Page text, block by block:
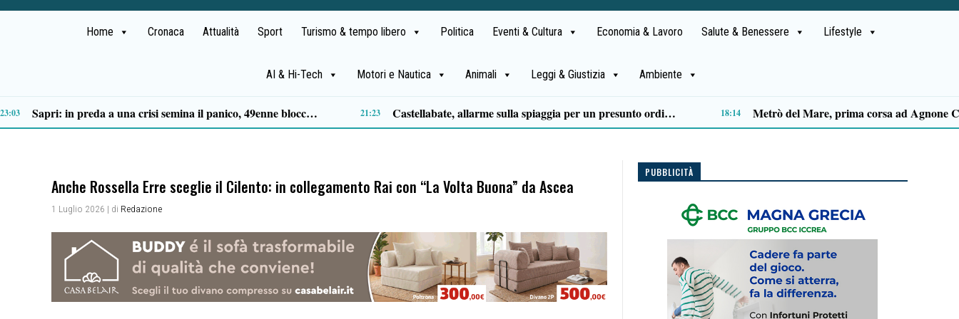
Home Cronaca Attualità Sport Turismo & tempo libero Politica Eventi & Cultura Economia & Lavoro Salute & Benessere Lifestyle
AI & Hi-Tech Motori e Nautica Animali Leggi & Giustizia Ambiente
Tortorella celebra la Fiera di San Basilio: tra antichi mestieri, bestiame e la musica della Bandabardò 14:49 Premio Terre del Bussento, si alza il sipario: stasera Roberto Fico apre l’11ª edizione 14:35 Capaccio Paestum spazio di legalità: oltre 43 ettari di beni confiscati destinati a progetti sociali 14:14
Anche Rossella Erre sceglie il Cilento: in collegamento Rai con “La Volta Buona” da Ascea
1 Luglio 2026 | di Redazione
PUBBLICITÀ